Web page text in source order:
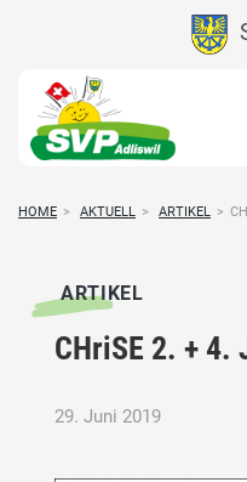
HOME > AKTUELL > ARTIKEL >
ARTIKEL
CHriSE 2. + 4.
29. Juni 2019